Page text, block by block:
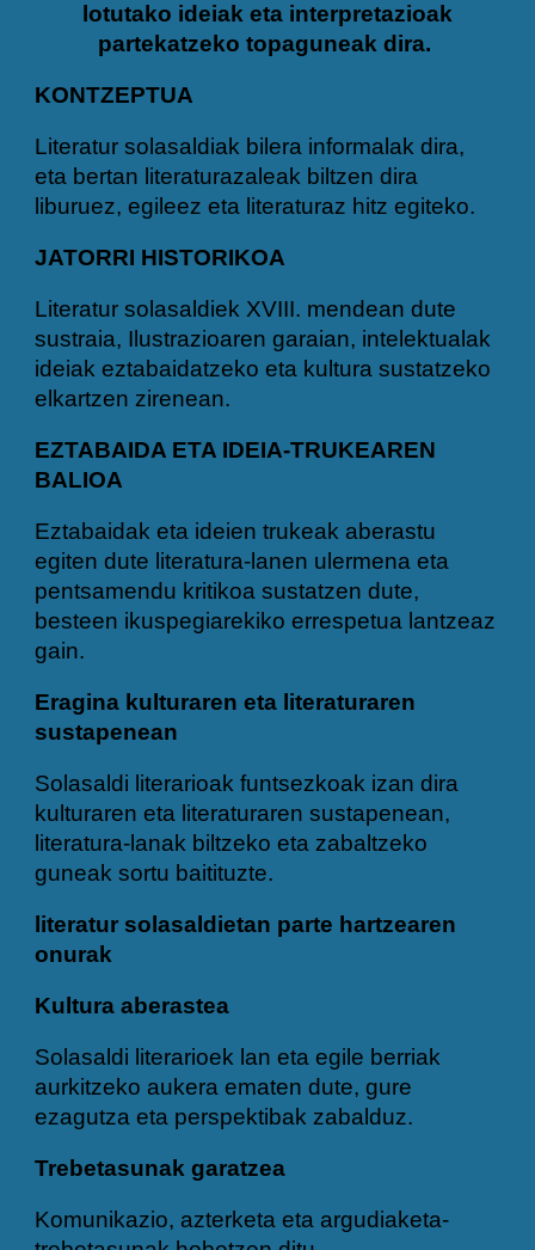
lotutako ideiak eta interpretazioak
partekatzeko topaguneak dira.
KONTZEPTUA
Literatur solasaldiak bilera informalak dira,
eta bertan literaturazaleak biltzen dira
liburuez, egileez eta literaturaz hitz egiteko.
JATORRI HISTORIKOA
Literatur solasaldiek XVIII. mendean dute
sustraia, Ilustrazioaren garaian, intelektualak
ideiak eztabaidatzeko eta kultura sustatzeko
elkartzen zirenean.
EZTABAIDA ETA IDEIA-TRUKEAREN
BALIOA
Eztabaidak eta ideien trukeak aberastu
egiten dute literatura-lanen ulermena eta
pentsamendu kritikoa sustatzen dute,
besteen ikuspegiarekiko errespetua lantzeaz
gain.
Eragina kulturaren eta literaturaren
sustapenean
Solasaldi literarioak funtsezkoak izan dira
kulturaren eta literaturaren sustapenean,
literatura-lanak biltzeko eta zabaltzeko
guneak sortu baitituzte.
literatur solasaldietan parte hartzearen
onurak
Kultura aberastea
Solasaldi literarioek lan eta egile berriak
aurkitzeko aukera ematen dute, gure
ezagutza eta perspektibak zabalduz.
Trebetasunak garatzea
Komunikazio, azterketa eta argudiaketa-